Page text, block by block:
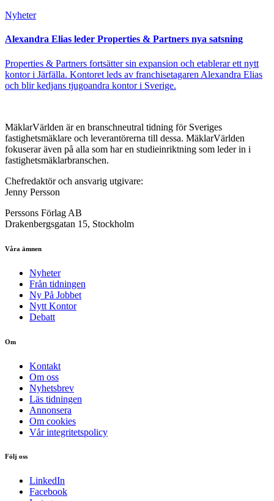
Nyheter
Alexandra Elias leder Properties & Partners nya satsning
Properties & Partners fortsätter sin expansion och etablerar ett nytt
kontor i Järfälla. Kontoret leds av franchisetagaren Alexandra Elias
och blir kedjans tjugoandra kontor i Sverige.
MäklarVärlden är en branschneutral tidning för Sveriges
fastighetsmäklare och leverantörerna till dessa. MäklarVärlden
fokuserar även på alla som har en studieinriktning som leder in i
fastighetsmäklarbranschen.
Chefredaktör och ansvarig utgivare:
Jenny Persson
Perssons Förlag AB
Drakenbergsgatan 15, Stockholm
Våra ämnen
Nyheter
Från tidningen
Ny På Jobbet
Nytt Kontor
Debatt
Om
Kontakt
Om oss
Nyhetsbrev
Läs tidningen
Annonsera
Om cookies
Vår integritetspolicy
Följ oss
LinkedIn
Facebook